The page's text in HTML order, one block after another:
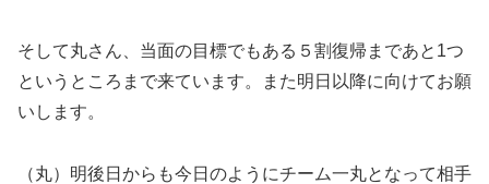
そして丸さん、当面の目標でもある５割復帰まであと1つ
というところまで来ています。また明日以降に向けてお願
いします。
（丸）明後日からも今日のようにチーム一丸となって相手